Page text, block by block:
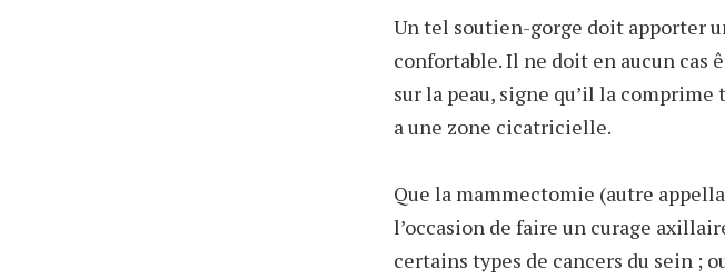
Un tel soutien-gorge doit apporter
confortable. Il ne doit en aucun cas
sur la peau, signe qu’il la comprime
a une zone cicatricielle.
Que la mammectomie (autre
l’occasion de faire un curage
certains types de cancers du sein ;